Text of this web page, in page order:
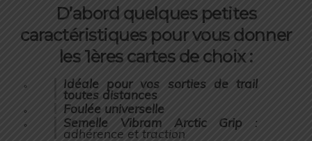
D’abord quelques petites
caractéristiques pour vous donner
les 1ères cartes de choix :
Idéale pour vos sorties de trail
toutes distances
Foulée universelle
Semelle Vibram Arctic Grip :
adhérence et traction